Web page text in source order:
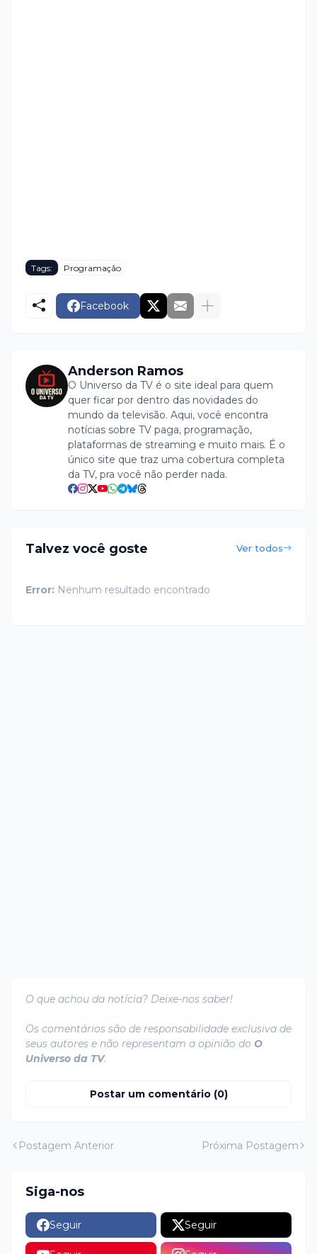
Tags: Programação
Facebook
Anderson Ramos
O Universo da TV é o site ideal para quem
quer ficar por dentro das novidades do
mundo da televisão. Aqui, você encontra
notícias sobre TV paga, programação,
plataformas de streaming e muito mais. É o
único site que traz uma cobertura completa
da TV, pra você não perder nada.
Talvez você goste Ver todos
Error: Nenhum resultado encontrado
O que achou da notícia? Deixe-nos saber!
Os comentários são de responsabilidade exclusiva de
seus autores e não representam a opinião do O
Universo da TV.
Postar um comentário (0)
Postagem Anterior Próxima Postagem
Siga-nos
Seguir Seguir